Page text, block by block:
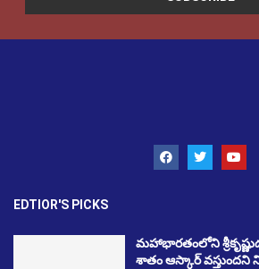
EDTIOR'S PICKS
మహాభారతంలోని
శాతం ఆస్కార్